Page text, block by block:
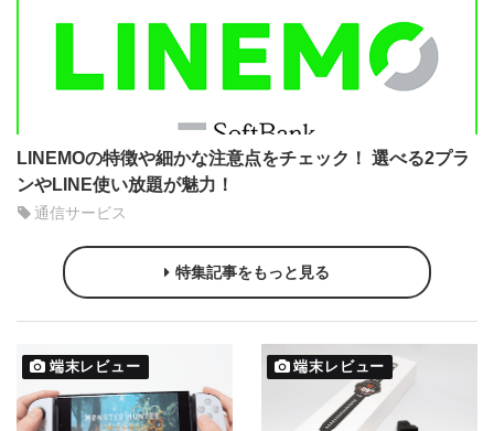
LINEMOの特徴や細かな注意点をチェック！ 選べる2プラ
ンやLINE使い放題が魅力！
通信サービス
特集記事をもっと見る
端末レビュー 端末レビュー